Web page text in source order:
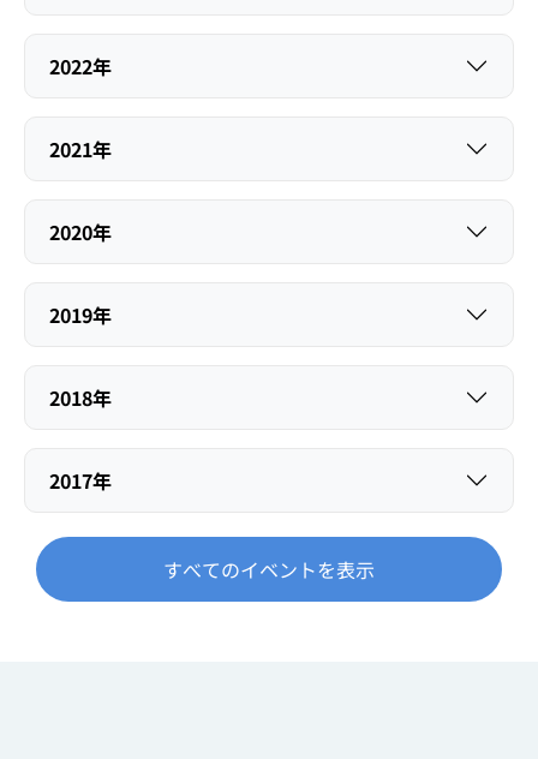
2022年
2021年
2020年
2019年
2018年
2017年
すべてのイベントを表示